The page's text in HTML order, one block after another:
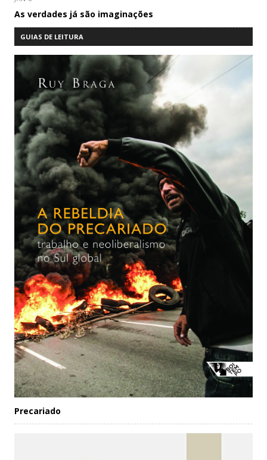
As verdades já são imaginações
GUIAS DE LEITURA
Precariado